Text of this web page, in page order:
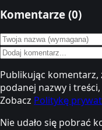
Komentarze (0)
Publikując komentarz,
podanej nazwy i
Zobacz Politykę
Nie udało się pobrać